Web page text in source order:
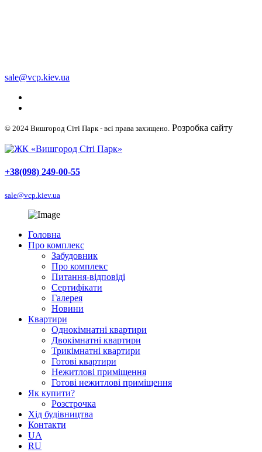
sale@vcp.kiev.ua
© 2024 Вишгород Сіті Парк - всі права захищено. Розробка сайту
+38(098) 249-00-55
sale@vcp.kiev.ua
Головна
Про комплекс
Забудовник
Про комплекс
Питання-відповіді
Сертифікати
Галерея
Новини
Квартири
Однокімнатні квартири
Двокімнатні квартири
Трикімнатні квартири
Готові квартири
Нежитлові приміщення
Готові нежитлові приміщення
Як купити?
Розстрочка
Хід будівництва
Контакти
UA
RU